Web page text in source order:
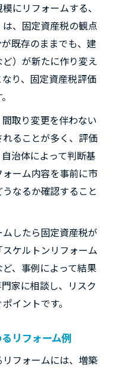
にリフォームする、
、固定資産税の観点
既存のままでも、建
）が新たに作り変え
り、固定資産税評価
取り変更を伴わない
ることが多く、評価
治体によって判断基
ーム内容を事前に市
なるか確認すること
したら固定資産税が
ケルトンリフォーム
、事例によって結果
家に相談し、リスク
イントです。
リフォーム例
フォームには、増築